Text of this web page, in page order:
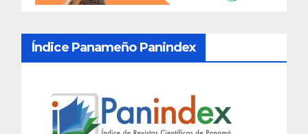
Índice Panameño Panindex